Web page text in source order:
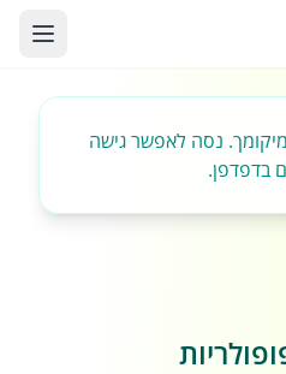
נסה לאפשר גישה
בדפדפן.